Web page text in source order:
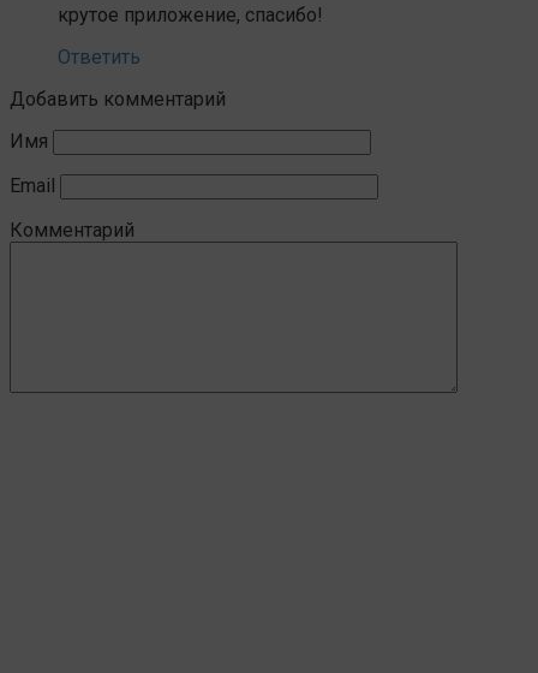
крутое приложение, спасибо!
Ответить
Добавить комментарий
Имя
Email
Комментарий